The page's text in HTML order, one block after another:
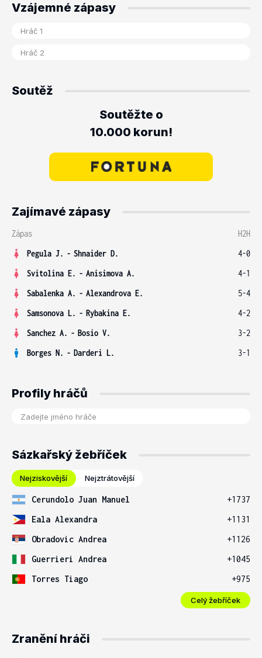
Vzájemné zápasy
Soutěž
Soutěžte o
10.000 korun!
Zajímavé zápasy
Zápas
H2H
Pegula J. - Shnaider D.
4-0
Svitolina E. - Anisimova A.
4-1
Sabalenka A. - Alexandrova E.
5-4
Samsonova L. - Rybakina E.
4-2
Sanchez A. - Bosio V.
3-2
Borges N. - Darderi L. 3-1
Profily hráčů
Sázkařský žebříček
Nejziskovější Nejztrátovější
Cerundolo Juan Manuel
+1737
Eala Alexandra
+1131
Obradovic Andrea
+1126
Guerrieri Andrea
+1045
Torres Tiago
+975
Celý žebříček
Zranění hráči